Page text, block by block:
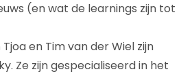
(en wat de learnings zijn tot
en Tim van der Wiel zijn
Ze zijn gespecialiseerd in het